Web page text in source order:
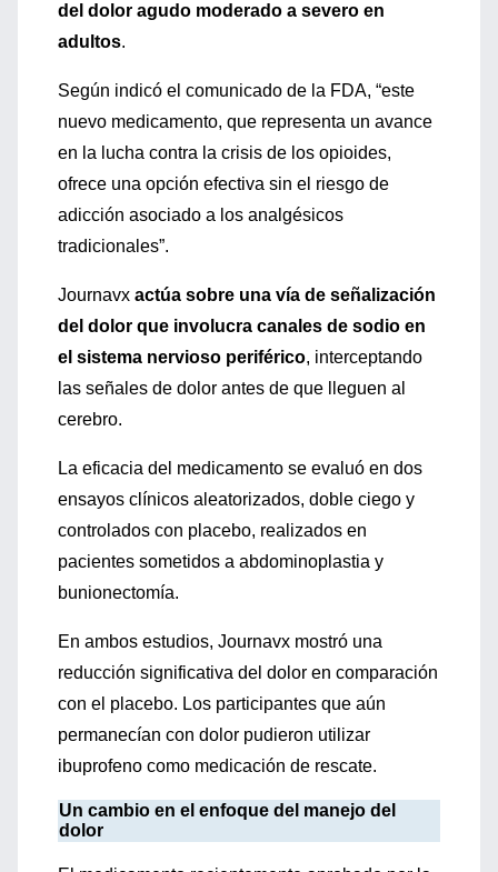
del dolor agudo moderado a severo en
adultos.
Según indicó el comunicado de la FDA, “este
nuevo medicamento, que representa un avance
en la lucha contra la crisis de los opioides,
ofrece una opción efectiva sin el riesgo de
adicción asociado a los analgésicos
tradicionales”.
Journavx actúa sobre una vía de señalización
del dolor que involucra canales de sodio en
el sistema nervioso periférico, interceptando
las señales de dolor antes de que lleguen al
cerebro.
La eficacia del medicamento se evaluó en dos
ensayos clínicos aleatorizados, doble ciego y
controlados con placebo, realizados en
pacientes sometidos a abdominoplastia y
bunionectomía.
En ambos estudios, Journavx mostró una
reducción significativa del dolor en comparación
con el placebo. Los participantes que aún
permanecían con dolor pudieron utilizar
ibuprofeno como medicación de rescate.
Un cambio en el enfoque del manejo del
dolor